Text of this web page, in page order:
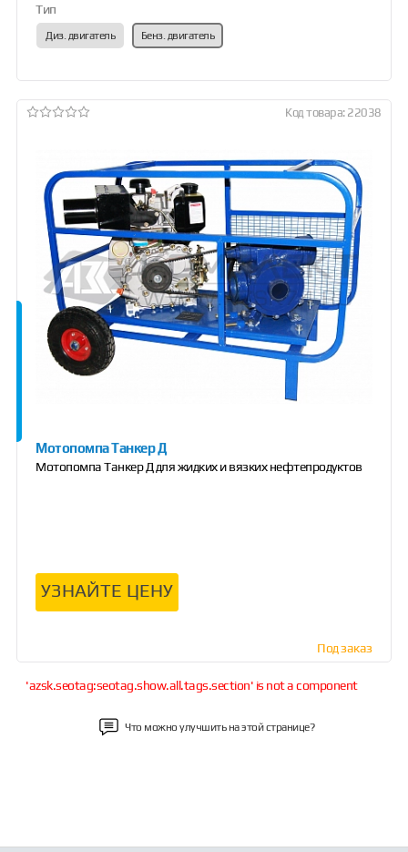
Тип
Диз. двигатель Бенз. двигатель
Код товара: 22038
Мотопомпа Танкер Д
Мотопомпа Танкер Д для жидких и вязких нефтепродуктов
УЗНАЙТЕ ЦЕНУ
Под заказ
'azsk.seotag:seotag.show.all.tags.section' is not a component
Что можно улучшить на этой странице?